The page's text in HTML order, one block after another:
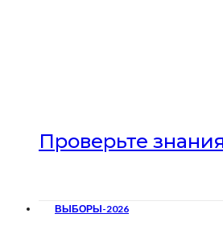
Проверьте
ВЫБОРЫ-2026